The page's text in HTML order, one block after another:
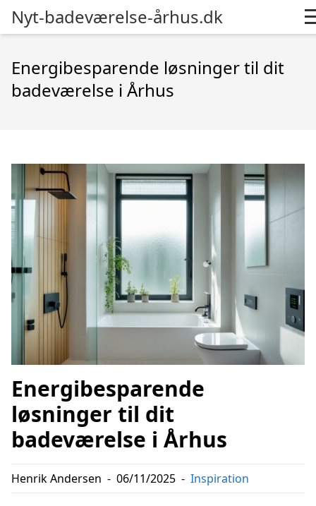
Nyt-badeværelse-århus.dk
Energibesparende løsninger til dit
badeværelse i Århus
Energibesparende
løsninger til dit
badeværelse i Århus
Henrik Andersen - 06/11/2025 - Inspiration